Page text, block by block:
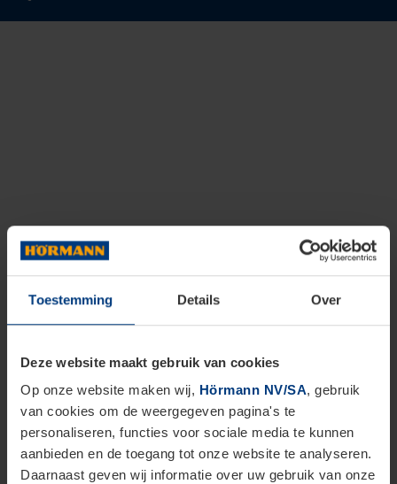
Toestemming Details Over
Deze website maakt gebruik van cookies
Op onze website maken wij, Hörmann NV/SA, gebruik
van cookies om de weergegeven pagina's te
personaliseren, functies voor sociale media te kunnen
aanbieden en de toegang tot onze website te analyseren.
Daarnaast geven wij informatie over uw gebruik van onze